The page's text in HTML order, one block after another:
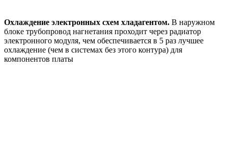
Охлаждение электронных схем хладагентом. В наружном
блоке трубопровод нагнетания проходит через радиатор
электронного модуля, чем обеспечивается в 5 раз лучшее
охлаждение (чем в системах без этого контура) для
компонентов платы